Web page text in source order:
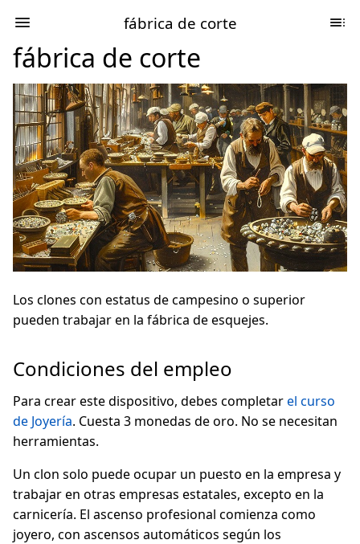
fábrica de corte
fábrica de corte
Los clones con estatus de campesino o superior
pueden trabajar en la fábrica de esquejes.
Condiciones del empleo
Para crear este dispositivo, debes completarel curso
de Joyería. Cuesta 3 monedas de oro. No se necesitan
herramientas.
Un clon solo puede ocupar un puesto en la empresa y
trabajar en otras empresas estatales, excepto en la
carnicería. El ascenso profesional comienza como
joyero, con ascensos automáticos según los